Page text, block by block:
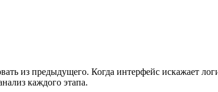
из предыдущего. Когда интерфейс искажает
каждого этапа.